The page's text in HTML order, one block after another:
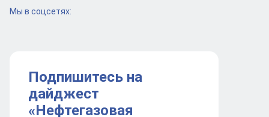
Мы в соцсетях:
Подпишитесь на
дайджест
«Нефтегазовая